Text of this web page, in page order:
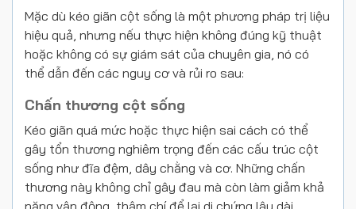
Mặc dù kéo giãn cột sống là một phương pháp trị liệu
hiệu quả, nhưng nếu thực hiện không đúng kỹ thuật
hoặc không có sự giám sát của chuyên gia, nó có
thể dẫn đến các nguy cơ và rủi ro sau:
Chấn thương cột sống
Kéo giãn quá mức hoặc thực hiện sai cách có thể
gây tổn thương nghiêm trọng đến các cấu trúc cột
sống như đĩa đệm, dây chằng và cơ. Những chấn
thương này không chỉ gây đau mà còn làm giảm khả
năng vận động, thậm chí để lại di chứng lâu dài.